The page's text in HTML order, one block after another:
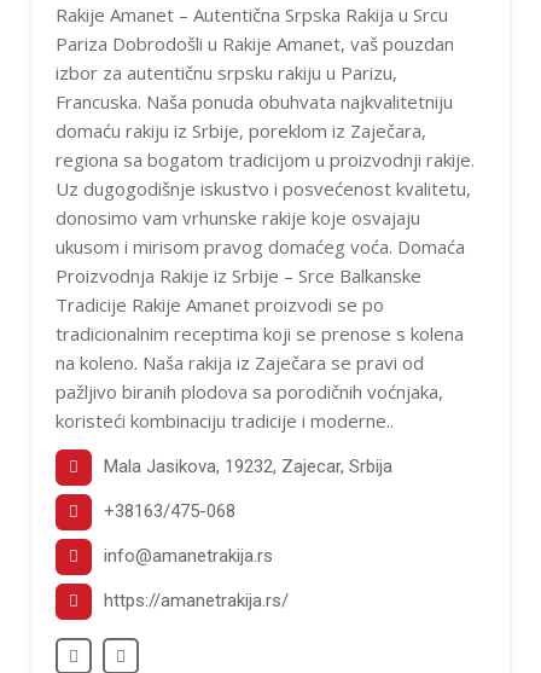
Rakije Amanet – Autentična Srpska Rakija u Srcu
Pariza Dobrodošli u Rakije Amanet, vaš pouzdan
izbor za autentičnu srpsku rakiju u Parizu,
Francuska. Naša ponuda obuhvata najkvalitetniju
domaću rakiju iz Srbije, poreklom iz Zaječara,
regiona sa bogatom tradicijom u proizvodnji rakije.
Uz dugogodišnje iskustvo i posvećenost kvalitetu,
donosimo vam vrhunske rakije koje osvajaju
ukusom i mirisom pravog domaćeg voća. Domaća
Proizvodnja Rakije iz Srbije – Srce Balkanske
Tradicije Rakije Amanet proizvodi se po
tradicionalnim receptima koji se prenose s kolena
na koleno. Naša rakija iz Zaječara se pravi od
pažljivo biranih plodova sa porodičnih voćnjaka,
koristeći kombinaciju tradicije i moderne..
Mala Jasikova, 19232, Zajecar, Srbija
+38163/475-068
info@amanetrakija.rs
https://amanetrakija.rs/